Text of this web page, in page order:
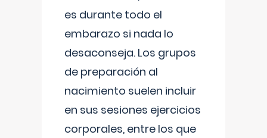
es durante todo el
embarazo si nada lo
desaconseja. Los grupos
de preparación al
nacimiento suelen incluir
en sus sesiones ejercicios
corporales, entre los que